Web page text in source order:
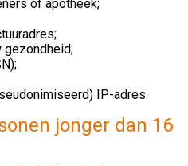
of apotheek;
gezondheid;
IP-adres.
jonger dan 16